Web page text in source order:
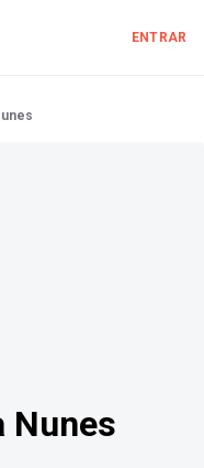
ENTRAR
Nunes